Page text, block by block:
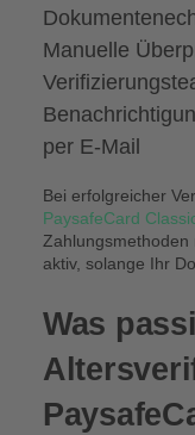
Manuelle
per E-Mail
Bei erfolgreicher
PaysafeCard
aktiv, solange Ihr
Was